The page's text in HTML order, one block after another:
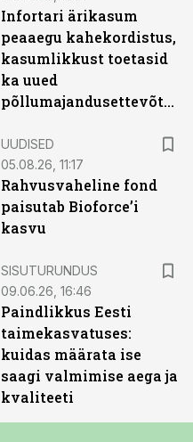
Infortari ärikasum
peaaegu kahekordistus,
kasumlikkust toetasid
ka uued
põllumajandusettevõtted
UUDISED
05.08.26, 11:17
Rahvusvaheline fond
paisutab Bioforce’i
kasvu
SISUTURUNDUS
09.06.26, 16:46
Paindlikkus Eesti
taimekasvatuses:
kuidas määrata ise
saagi valmimise aega ja
kvaliteeti